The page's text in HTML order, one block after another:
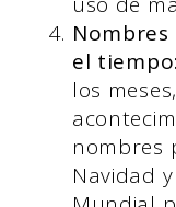
el tiempo:
los
nombres
Navidad